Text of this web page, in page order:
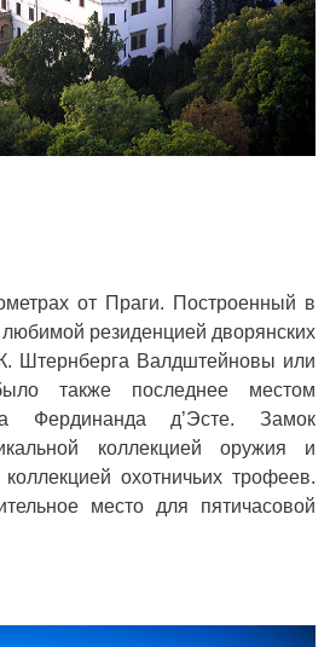
от Праги. Построенный в
резиденцией дворянских
Штернберга Валдштейновы или
также последнее местом
Фердинанда д’Эсте. Замок
коллекцией оружия и
охотничьих трофеев.
место для пятичасовой